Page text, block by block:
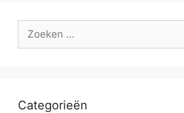
naar:
Categorieën